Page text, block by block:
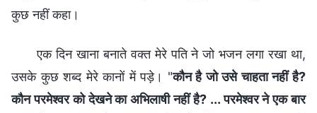
कुछ नहीं कहा।
एक दिन खाना बनाते वक्त मेरे पति ने जो भजन लगा रखा था,
उसके कुछ शब्द मेरे कानों में पड़े। "कौन है जो उसे चाहता नहीं है?
कौन परमेश्वर को देखने का अभिलाषी नहीं है? ... परमेश्वर ने एक बार